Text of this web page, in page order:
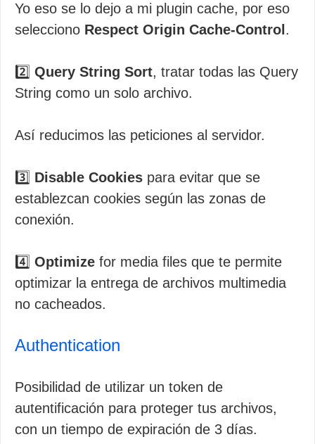
Yo eso se lo dejo a mi plugin cache, por eso
selecciono Respect Origin Cache-Control .
2️⃣ Query String Sort, tratar todas las Query
String como un solo archivo.
Así reducimos las peticiones al servidor.
3️⃣ Disable Cookies para evitar que se
establezcan cookies según las zonas de
conexión.
4️⃣ Optimize for media files que te permite
optimizar la entrega de archivos multimedia
no cacheados.
Authentication
Posibilidad de utilizar un token de
autentificación para proteger tus archivos,
con un tiempo de expiración de 3 días.